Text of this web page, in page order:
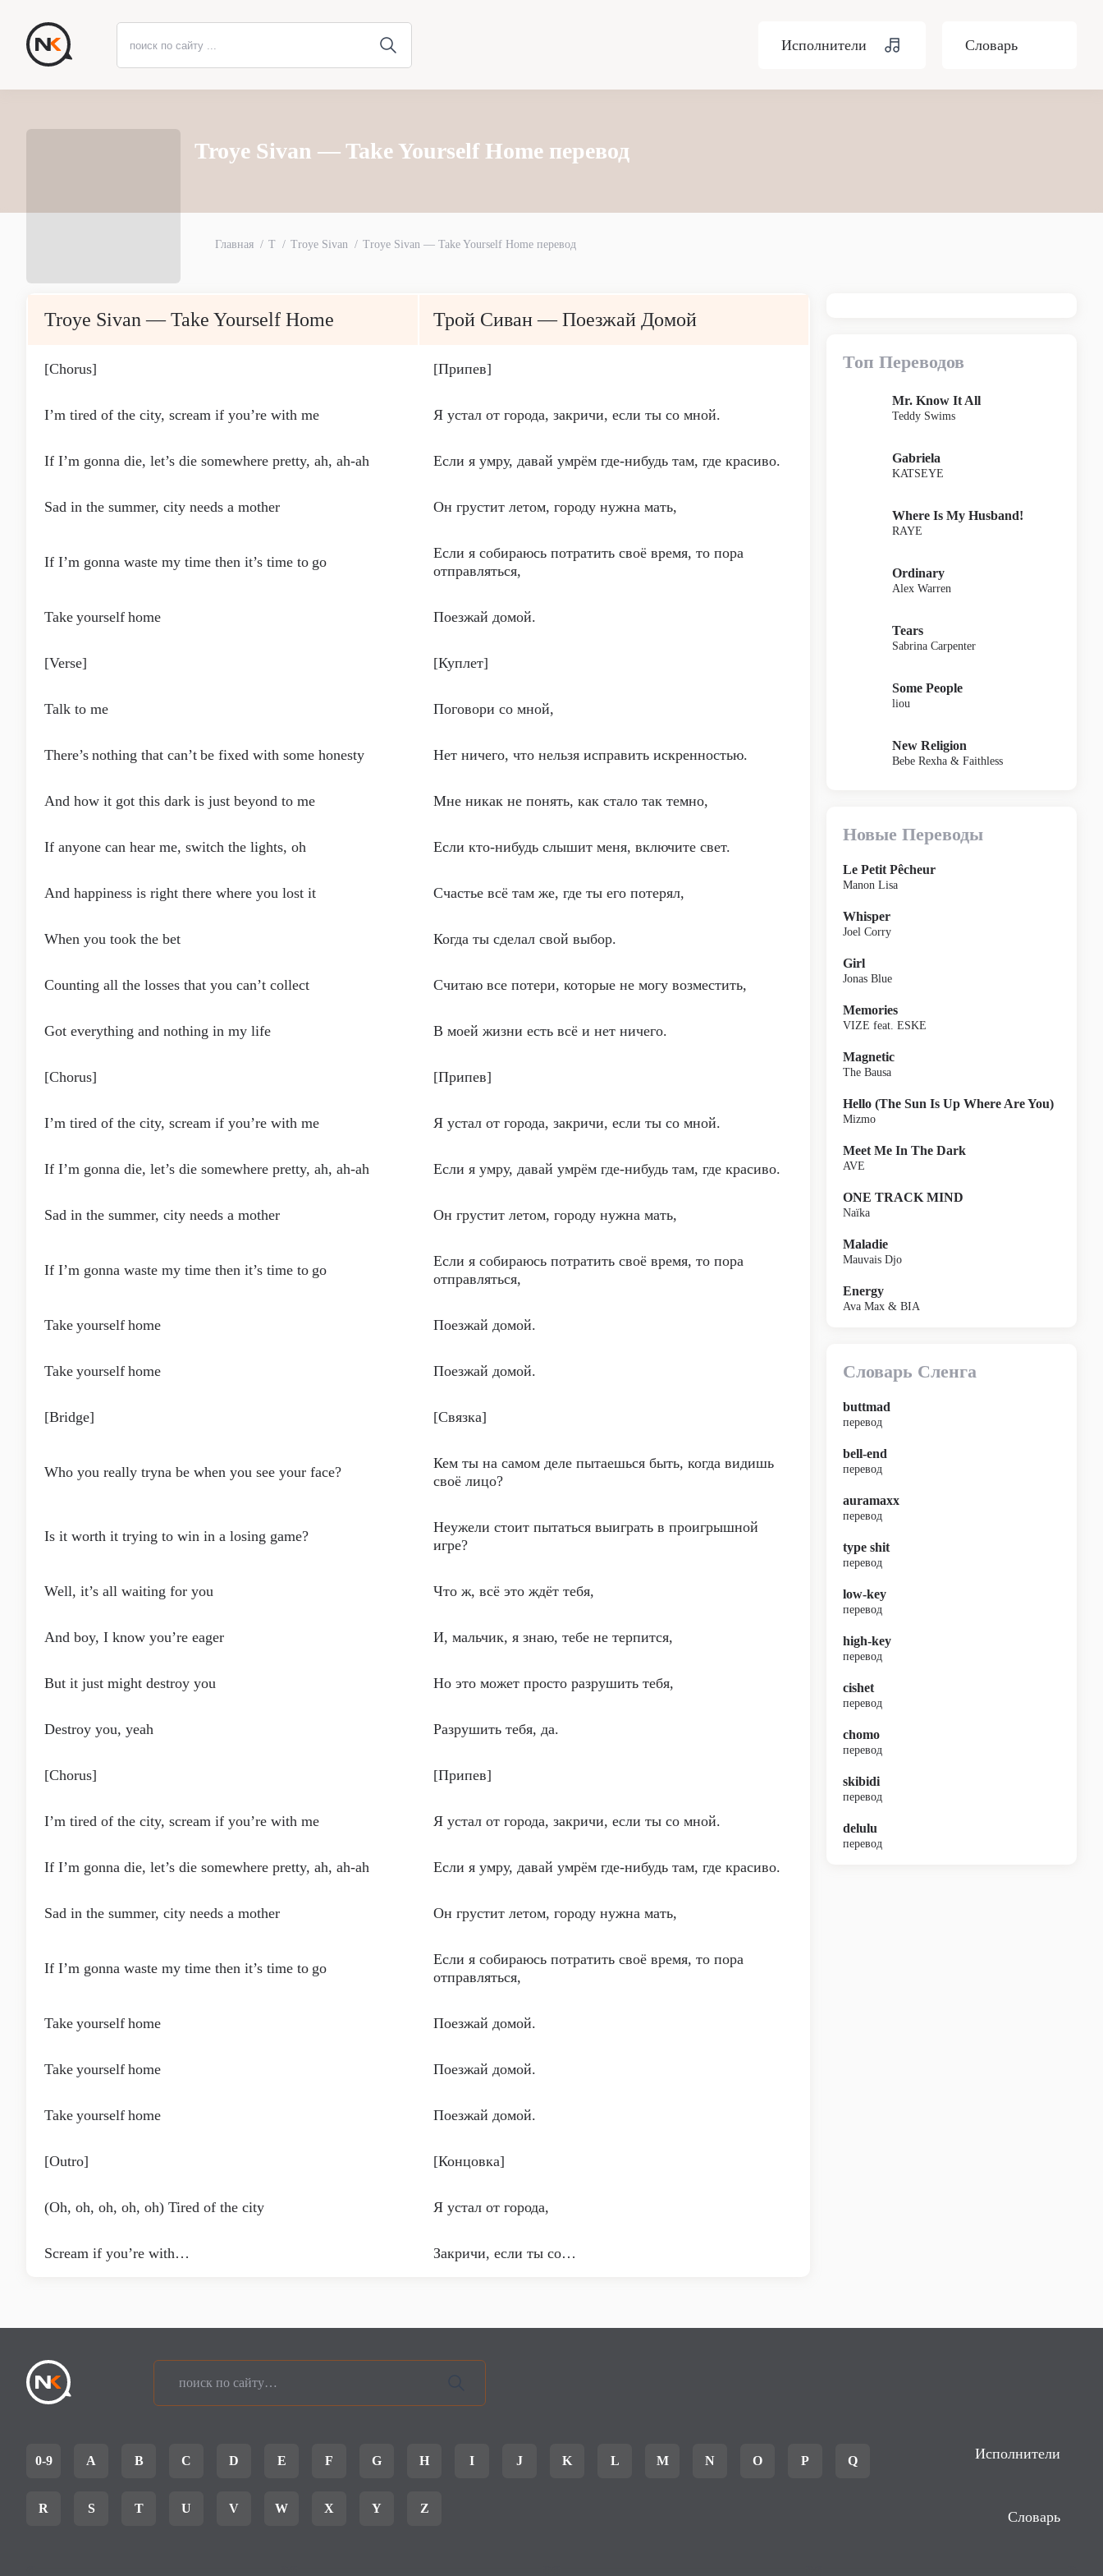
Исполнители Словарь
Troye Sivan — Take Yourself Home перевод
Главная T Troye Sivan Troye Sivan — Take Yourself Home перевод
Troye Sivan — Take Yourself Home Трой Сиван — Поезжай Домой
[Chorus] [Припев]
I’m tired of the city, scream if you’re with me Я устал от города, закричи, если ты со мной.
If I’m gonna die, let’s die somewhere pretty, ah, ah-ah Если я умру, давай умрём где-нибудь там, где красиво.
Sad in the summer, city needs a mother Он грустит летом, городу нужна мать,
If I’m gonna waste my time then it’s time to go
Если я собираюсь потратить своё время, то пора
отправляться,
Take yourself home Поезжай домой.
[Verse] [Куплет]
Talk to me Поговори со мной,
There’s nothing that can’t be fixed with some honesty Нет ничего, что нельзя исправить искренностью.
And how it got this dark is just beyond to me Мне никак не понять, как стало так темно,
If anyone can hear me, switch the lights, oh Если кто-нибудь слышит меня, включите свет.
And happiness is right there where you lost it Счастье всё там же, где ты его потерял,
When you took the bet Когда ты сделал свой выбор.
Counting all the losses that you can’t collect Считаю все потери, которые не могу возместить,
Got everything and nothing in my life В моей жизни есть всё и нет ничего.
[Chorus] [Припев]
I’m tired of the city, scream if you’re with me Я устал от города, закричи, если ты со мной.
If I’m gonna die, let’s die somewhere pretty, ah, ah-ah Если я умру, давай умрём где-нибудь там, где красиво.
Sad in the summer, city needs a mother Он грустит летом, городу нужна мать,
If I’m gonna waste my time then it’s time to go
Если я собираюсь потратить своё время, то пора
отправляться,
Take yourself home Поезжай домой.
Take yourself home Поезжай домой.
[Bridge] [Связка]
Who you really tryna be when you see your face?
Кем ты на самом деле пытаешься быть, когда видишь
своё лицо?
Is it worth it trying to win in a losing game?
Неужели стоит пытаться выиграть в проигрышной
игре?
Well, it’s all waiting for you Что ж, всё это ждёт тебя,
And boy, I know you’re eager И, мальчик, я знаю, тебе не терпится,
But it just might destroy you Но это может просто разрушить тебя,
Destroy you, yeah Разрушить тебя, да.
[Chorus] [Припев]
I’m tired of the city, scream if you’re with me Я устал от города, закричи, если ты со мной.
If I’m gonna die, let’s die somewhere pretty, ah, ah-ah Если я умру, давай умрём где-нибудь там, где красиво.
Sad in the summer, city needs a mother Он грустит летом, городу нужна мать,
If I’m gonna waste my time then it’s time to go
Если я собираюсь потратить своё время, то пора
отправляться,
Take yourself home Поезжай домой.
Take yourself home Поезжай домой.
Take yourself home Поезжай домой.
[Outro] [Концовка]
(Oh, oh, oh, oh, oh) Tired of the city Я устал от города,
Scream if you’re with… Закричи, если ты со…
Топ Переводов
Mr. Know It All
Teddy Swims
Gabriela
KATSEYE
Where Is My Husband!
RAYE
Ordinary
Alex Warren
Tears
Sabrina Carpenter
Some People
liou
New Religion
Bebe Rexha & Faithless
Новые Переводы
Le Petit Pêcheur
Manon Lisa
Whisper
Joel Corry
Girl
Jonas Blue
Memories
VIZE feat. ESKE
Magnetic
The Bausa
Hello (The Sun Is Up Where Are You)
Mizmo
Meet Me In The Dark
AVE
ONE TRACK MIND
Naïka
Maladie
Mauvais Djo
Energy
Ava Max & BIA
Словарь Сленга
buttmad
перевод
bell-end
перевод
auramaxx
перевод
type shit
перевод
low-key
перевод
high-key
перевод
cishet
перевод
chomo
перевод
skibidi
перевод
delulu
перевод
0-9 A B C D E F G H I J K L M N O P Q
R S T U V W X Y Z
Исполнители
Словарь